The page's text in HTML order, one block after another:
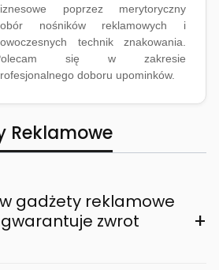
poprzez merytoryczny
nośników reklamowych i
technik znakowania.
się w zakresie
doboru upominków.
Reklamowe
gadżety reklamowe
zwrot
+